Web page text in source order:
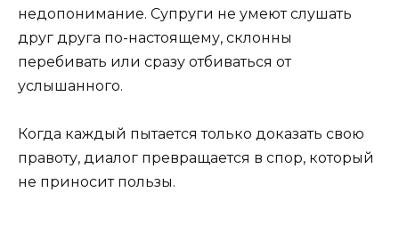
недопонимание. Супруги не умеют слушать
друг друга по-настоящему, склонны
перебивать или сразу отбиваться от
услышанного.
Когда каждый пытается только доказать свою
правоту, диалог превращается в спор, который
не приносит пользы.